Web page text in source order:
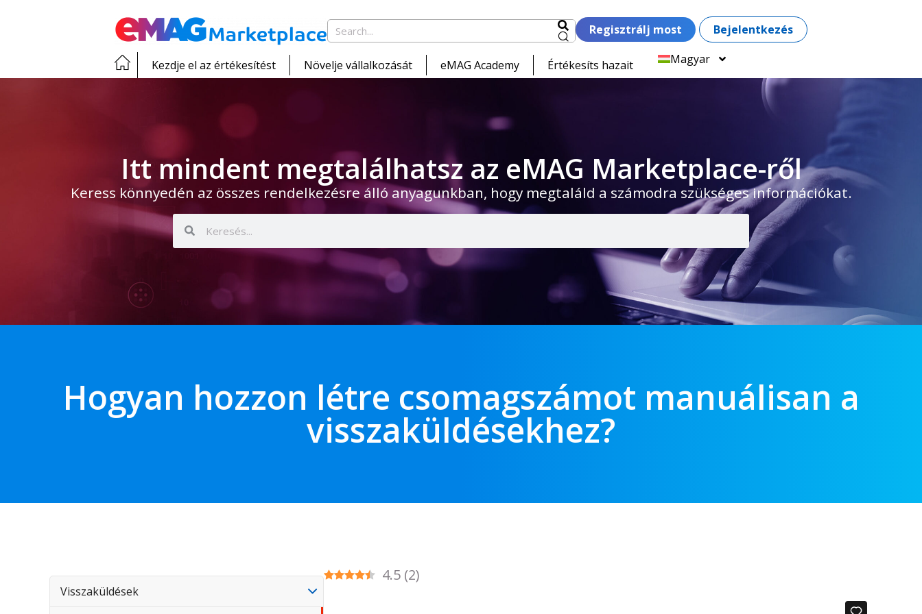
Regisztrálj most Bejelentkezés
Kezdje el az értékesítést Növelje vállalkozását eMAG Academy Értékesíts hazait Magyar
Itt mindent megtalálhatsz az eMAG Marketplace-ről
Keress könnyedén az összes rendelkezésre álló anyagunkban, hogy megtaláld a számodra szükséges információkat.
Hogyan hozzon létre csomagszámot manuálisan a
visszaküldésekhez?
Visszaküldések
4.5 (2)